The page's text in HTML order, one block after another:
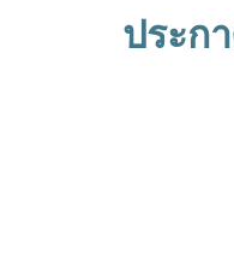
ประก